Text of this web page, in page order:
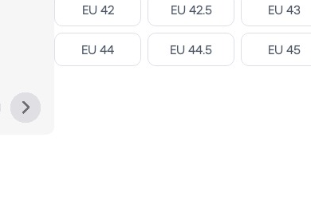
Select
EU 42 Select
EU 42.5 Select
EU 43
Select
EU 44 Select
EU 44.5 Select
EU 45